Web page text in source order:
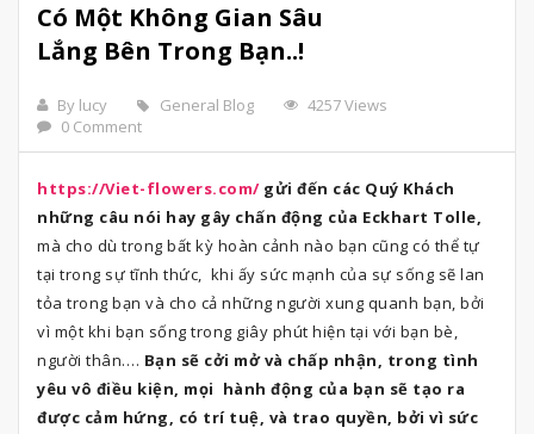
Có Một Không Gian Sâu
Lắng Bên Trong Bạn..!
By lucy General Blog
4257 Views
0 Comment
https://Viet-flowers.com/gửi đến các Quý Khách
những câu nói hay gây chấn động của Eckhart Tolle,
mà cho dù trong bất kỳ hoàn cảnh nào bạn cũng có thể tự
tại trong sự tĩnh thức, khi ấy sức mạnh của sự sống sẽ lan
tỏa trong bạn và cho cả những người xung quanh bạn, bởi
vì một khi bạn sống trong giây phút hiện tại với bạn bè,
người thân…. Bạn sẽ cởi mở và chấp nhận, trong tình
yêu vô điều kiện, mọi hành động của bạn sẽ tạo ra
được cảm hứng, có trí tuệ, và trao quyền, bởi vì sức